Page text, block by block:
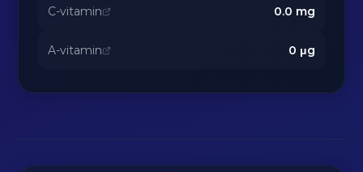
C-vitamin 0.0 mg
A-vitamin 0 μg